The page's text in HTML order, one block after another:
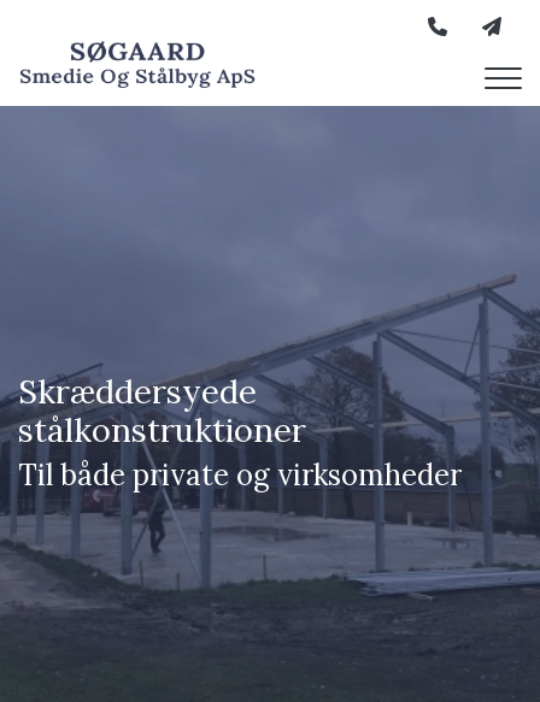
hovedindhold
Skræddersyede
stålkonstruktioner
Til både private og virksomheder
Skræddersyede
stålkonstruktioner
Til både private og virksomheder